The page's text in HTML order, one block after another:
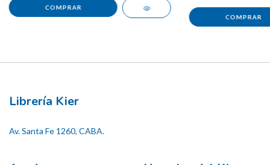
Librería Kier
Av. Santa Fe 1260, CABA.